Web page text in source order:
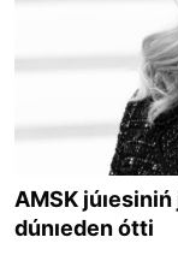
AMSK
dúnıeden ótti